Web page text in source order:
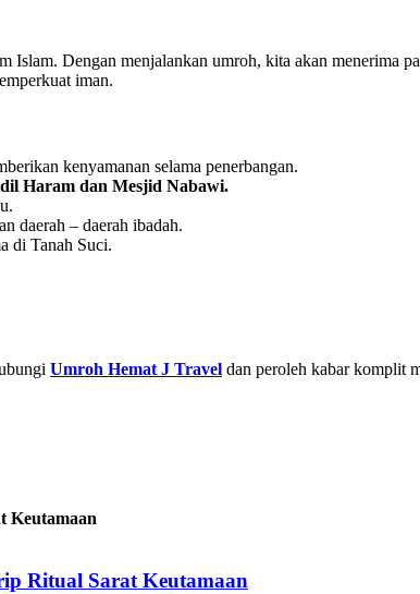
Dengan menjalankan umroh, kita akan menerima
iman.
kenyamanan selama penerbangan.
Haram dan Mesjid Nabawi.
daerah – daerah ibadah.
di Tanah Suci.
Umroh Hemat J Travel dan peroleh kabar komplit
Ritual Sarat Keutamaan